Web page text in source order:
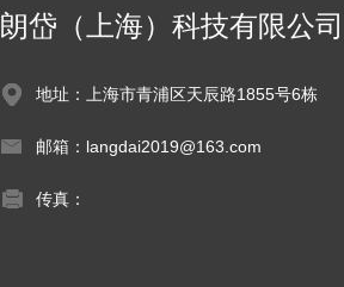
朗岱（上海）科技有限公司
地址：上海市青浦区天辰路1855号6栋
邮箱：langdai2019@163.com
传真：